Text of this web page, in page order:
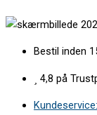
til
Bestil inden
4,8 på
på
Bosch-
Siemens